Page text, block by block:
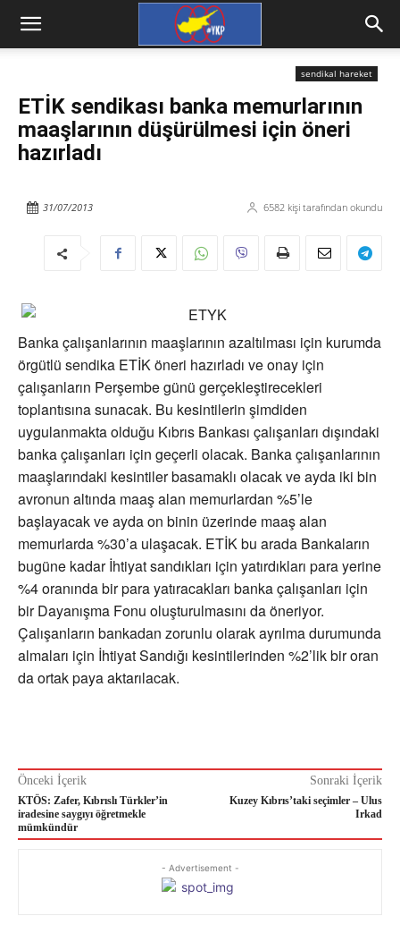
sendikal hareket
ETİK sendikası banka memurlarının
maaşlarının düşürülmesi için öneri
hazırladı
6582 kişi tarafından okundu
31/07/2013
Banka çalışanlarının maaşlarının azaltılması için kurumda
örgütlü sendika ETİK öneri hazırladı ve onay için
çalışanların Perşembe günü gerçekleştirecekleri
toplantısına sunacak. Bu kesintilerin şimdiden
uygulanmakta olduğu Kıbrıs Bankası çalışanları dışındaki
banka çalışanları için geçerli olacak. Banka çalışanlarının
maaşlarındaki kesintiler basamaklı olacak ve ayda iki bin
avronun altında maaş alan memurlardan %5’le
başlayacak ve ayda on binin üzerinde maaş alan
memurlarda %30’a ulaşacak. ETİK bu arada Bankaların
bugüne kadar İhtiyat sandıkları için yatırdıkları para yerine
%4 oranında bir para yatıracakları banka çalışanları için
bir Dayanışma Fonu oluşturulmasını da öneriyor.
Çalışanların bankadan zorunlu olarak ayrılma durumunda
almaları için İhtiyat Sandığı kesintilerinden %2’lik bir oran
da ortak paya aktarılacak.
Önceki İçerik
KTÖS: Zafer, Kıbrıslı Türkler’in
iradesine saygıyı öğretmekle
mümkündür
Sonraki İçerik
Kuzey Kıbrıs’taki seçimler – Ulus
Irkad
- Advertisement -